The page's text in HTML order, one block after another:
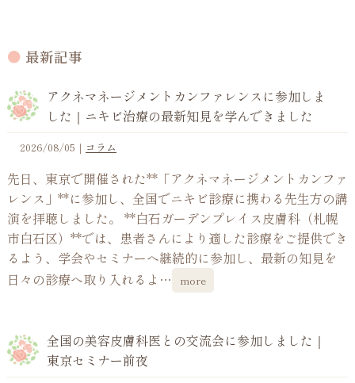
最新記事
アクネマネージメントカンファレンスに参加しま
した｜ニキビ治療の最新知見を学んできました
2026/08/05 ｜ コラム
先日、東京で開催された**「アクネマネージメントカンファ
レンス」**に参加し、全国でニキビ診療に携わる先生方の講
演を拝聴しました。 **白石ガーデンプレイス皮膚科（札幌
市白石区）**では、患者さんにより適した診療をご提供でき
るよう、学会やセミナーへ継続的に参加し、最新の知見を
日々の診療へ取り入れるよ…
more
全国の美容皮膚科医との交流会に参加しました｜
東京セミナー前夜